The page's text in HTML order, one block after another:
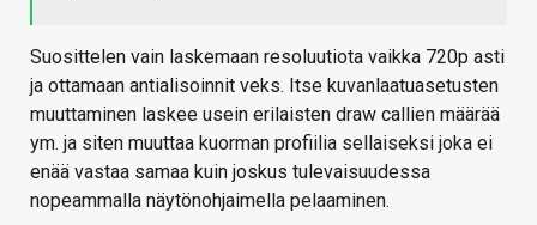
Suosittelen vain laskemaan resoluutiota vaikka 720p asti
ja ottamaan antialisoinnit veks. Itse kuvanlaatuasetusten
muuttaminen laskee usein erilaisten draw callien määrää
ym. ja siten muuttaa kuorman profiilia sellaiseksi joka ei
enää vastaa samaa kuin joskus tulevaisuudessa
nopeammalla näytönohjaimella pelaaminen.